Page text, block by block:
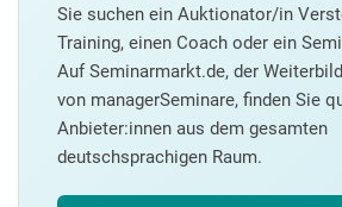
Sie suchen ein Auktionator/in
Training, einen Coach oder ein
Auf Seminarmarkt.de, der
von managerSeminare, finden Sie
Anbieter:innen aus dem gesamten
deutschsprachigen Raum.